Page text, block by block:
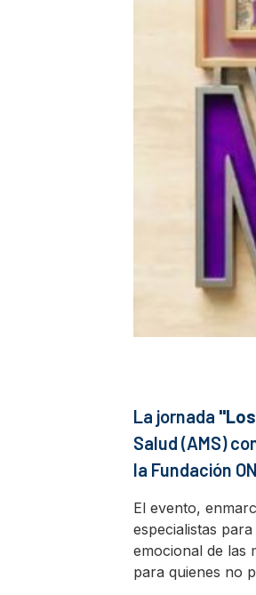
La jornada
Salud (AMS)
la Fundación
El evento,
especialistas
emocional de las
para quienes no